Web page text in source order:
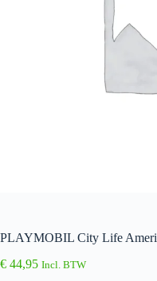
PLAYMOBIL City Life
€ 44,95 Incl. BTW